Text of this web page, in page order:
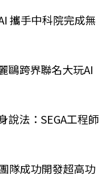
攜手中科院完成無
鷗跨界聯名大玩AI
說法：SEGA工程師
隊成功開發超高功